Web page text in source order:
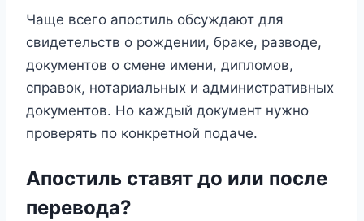
Чаще всего апостиль обсуждают для
свидетельств о рождении, браке, разводе,
документов о смене имени, дипломов,
справок, нотариальных и административных
документов. Но каждый документ нужно
проверять по конкретной подаче.
Апостиль ставят до или после
перевода?